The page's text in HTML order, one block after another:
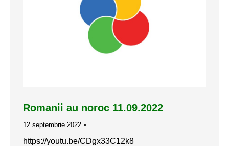
Romanii au noroc 11.09.2022
12 septembrie 2022
https://youtu.be/CDgx33C12k8